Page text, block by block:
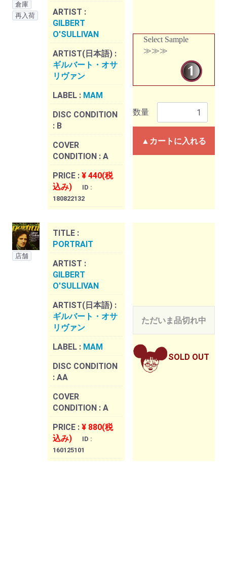
倉庫
再入荷
ARTIST :
GILBERT
O'SULLIVAN
ARTIST(日本語) :
ギルバート・オサ
リヴァン
LABEL : MAM
DISC CONDITION
: B
COVER
CONDITION : A
PRICE : ¥ 440(税
込み)
ID :
180822132
Select Sample
≫≫≫
数量
▲カートに入れる
店舗
TITLE :
PORTRAIT
ARTIST :
GILBERT
O'SULLIVAN
ARTIST(日本語) :
ギルバート・オサ
リヴァン
LABEL : MAM
DISC CONDITION
: AA
COVER
CONDITION : A
PRICE : ¥ 880(税
込み)
ID :
160125101
ただいま品切れ中
SOLD OUT